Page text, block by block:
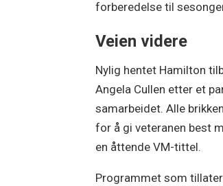
forberedelse til
Veien videre
Nylig hentet Hamilton
Angela Cullen etter et
samarbeidet. Alle
for å gi veteranen best
en åttende VM-tittel.
Programmet som